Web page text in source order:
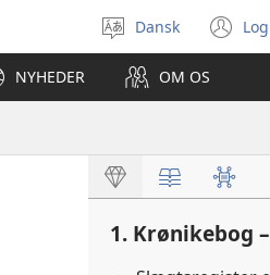
Vælg
sprog
Dansk
NYHEDER OM OS
1. Krønikebog